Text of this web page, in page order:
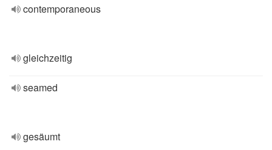
contemporaneous
gleichzeitig
seamed
gesäumt